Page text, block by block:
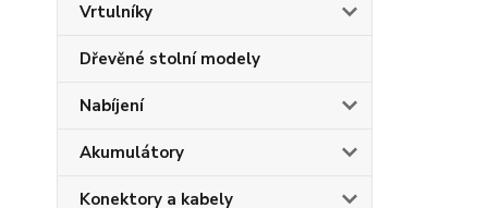
Vrtulníky
Dřevěné stolní modely
Nabíjení
Akumulátory
Konektory a kabely